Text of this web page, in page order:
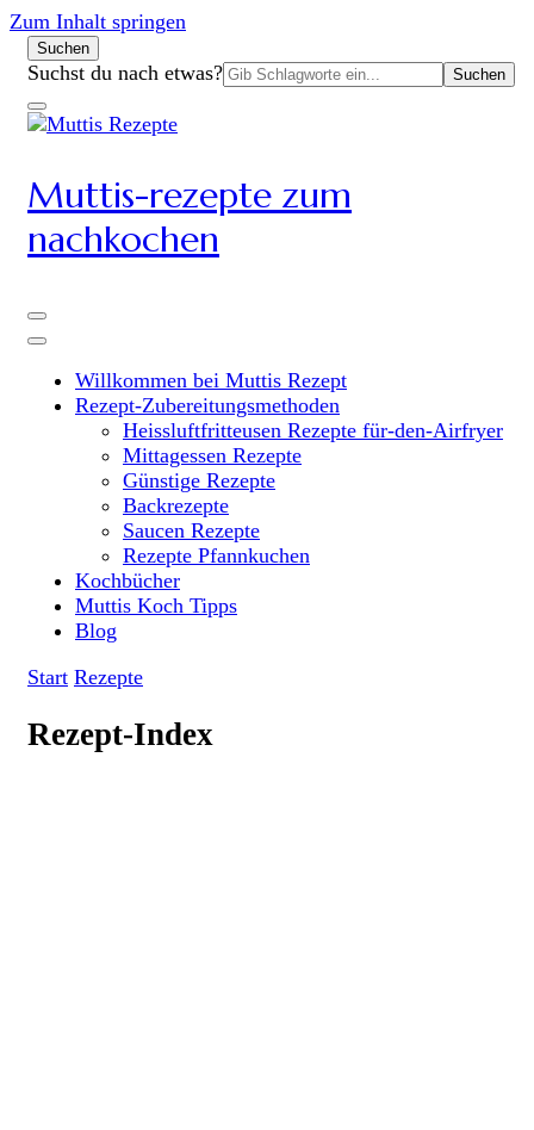
Zum Inhalt springen
Suchen
Suchen
nach:
Suchst du nach etwas?
Muttis-rezepte zum
nachkochen
Willkommen bei Muttis Rezept
Rezept-Zubereitungsmethoden
Heissluftfritteusen Rezepte für-den-Airfryer
Mittagessen Rezepte
Günstige Rezepte
Backrezepte
Saucen Rezepte
Rezepte Pfannkuchen
Kochbücher
Muttis Koch Tipps
Blog
Start Rezepte
Rezept-Index